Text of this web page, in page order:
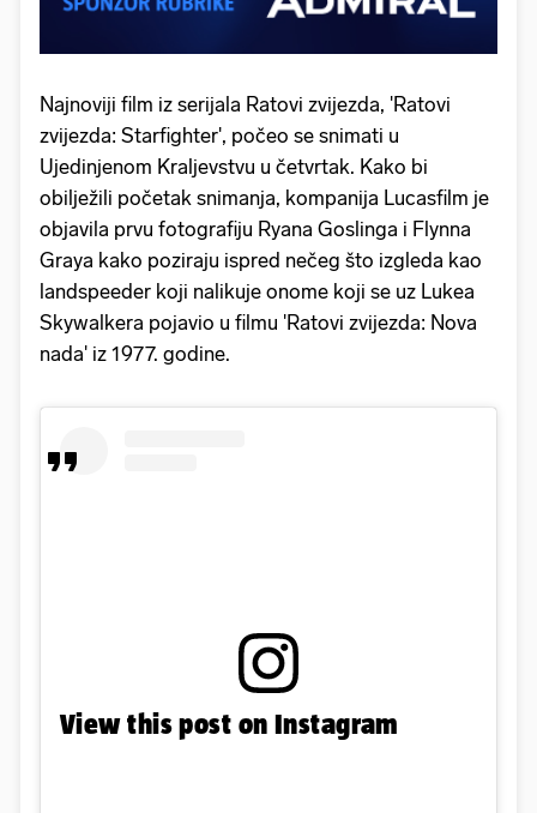
Najnoviji film iz serijala Ratovi zvijezda, 'Ratovi
zvijezda: Starfighter', počeo se snimati u
Ujedinjenom Kraljevstvu u četvrtak. Kako bi
obilježili početak snimanja, kompanija Lucasfilm je
objavila prvu fotografiju Ryana Goslinga i Flynna
Graya kako poziraju ispred nečeg što izgleda kao
landspeeder koji nalikuje onome koji se uz Lukea
Skywalkera pojavio u filmu 'Ratovi zvijezda: Nova
nada' iz 1977. godine.
View this post on Instagram